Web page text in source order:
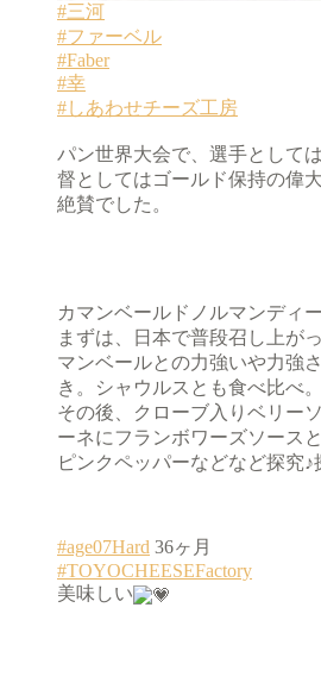
#三河
#ファーベル
#Faber
#幸
#しあわせチーズ工房
パン世界大会で、選手として
督としてはゴールド保持の偉
絶賛でした。
カマンベールドノルマンディ
まずは、日本で普段召し上が
マンベールとの力強いや力強
き。シャウルスとも食べ比べ。
その後、クローブ入りベリー
ーネにフランボワーズソース
ピンクペッパーなどなど探究♪
#age07Hard 36ヶ月
#TOYOCHEESEFactory
美味しい